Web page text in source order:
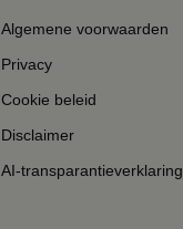
Algemene voorwaarden
Privacy
Cookie beleid
Disclaimer
AI-transparantieverklaring